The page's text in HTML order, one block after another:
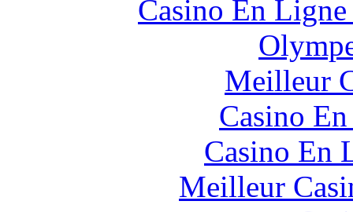
Casino En
Meilleur
Casino
Casino En
Meilleur